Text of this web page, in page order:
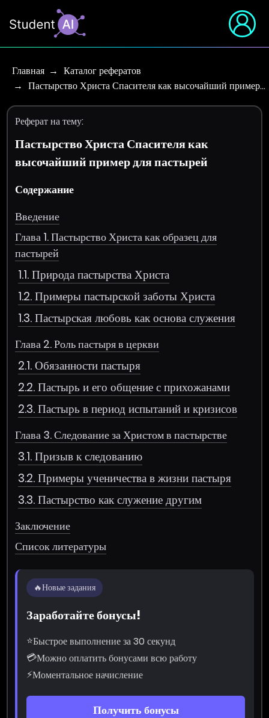
Главная
Каталог рефератов
Пастырство Христа Спасителя как высочайший пример…
Реферат на тему:
Пастырство Христа Спасителя как
высочайший пример для пастырей
Содержание
Введение
Глава 1. Пастырство Христа как образец для
пастырей
1.1. Природа пастырства Христа
1.2. Примеры пастырской заботы Христа
1.3. Пастырская любовь как основа служения
Глава 2. Роль пастыря в церкви
2.1. Обязанности пастыря
2.2. Пастырь и его общение с прихожанами
2.3. Пастырь в период испытаний и кризисов
Глава 3. Следование за Христом в пастырстве
3.1. Призыв к следованию
3.2. Примеры ученичества в жизни пастыря
3.3. Пастырство как служение другим
Заключение
Список литературы
🔥Новые задания
Заработайте бонусы!
⭐Быстрое выполнение за 30 секунд
💳Можно оплатить бонусами всю работу
⚡Моментальное начисление
Получить бонусы